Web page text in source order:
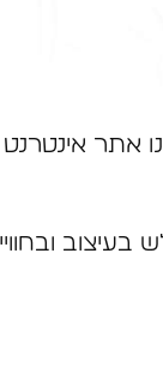
אתר אינטרנט